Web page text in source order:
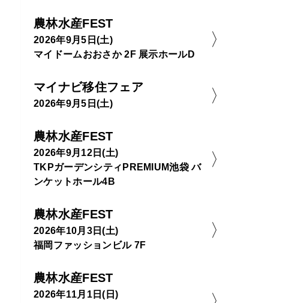
農林水産FEST
2026年9月5日(土)
マイドームおおさか 2F 展示ホールD
マイナビ移住フェア
2026年9月5日(土)
農林水産FEST
2026年9月12日(土)
TKPガーデンシティPREMIUM池袋 バ
ンケットホール4B
農林水産FEST
2026年10月3日(土)
福岡ファッションビル 7F
農林水産FEST
2026年11月1日(日)